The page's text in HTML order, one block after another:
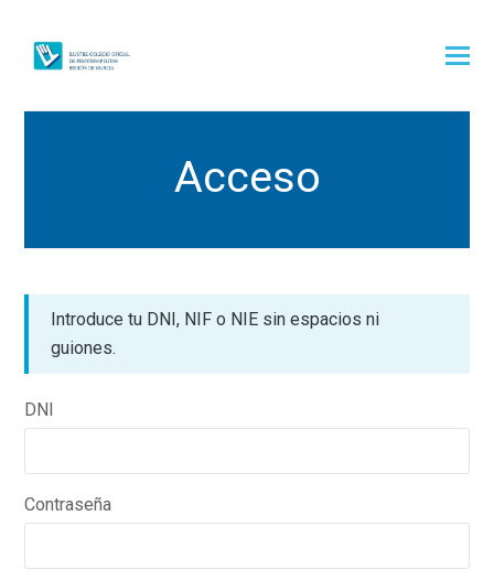
Acceso
Introduce tu DNI, NIF o NIE sin espacios ni
guiones.
DNI
Contraseña